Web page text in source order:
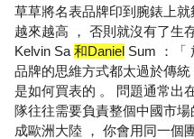
草草將名表品牌印到腕錶上
越來越高 ， 否則就沒有了生
Kelvin Sa 和Daniel Sum ：「
品牌的思維方式都太過於傳
是如何買表的 。 問題通常出
隊往往需要負責整個中國市
成歐洲大陸 ， 你會用同一個